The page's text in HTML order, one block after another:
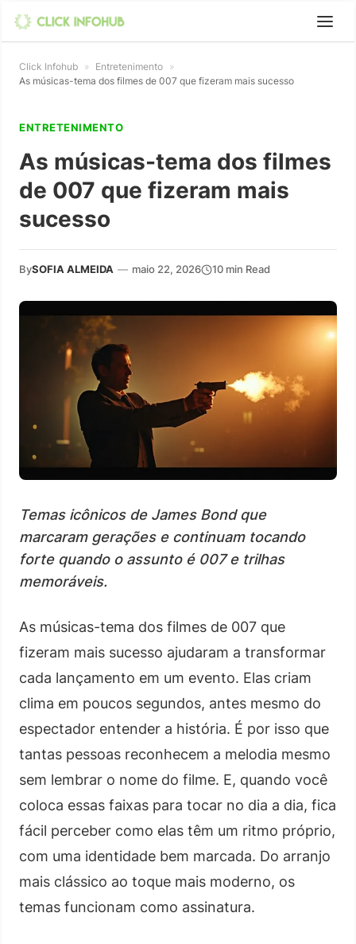
Click Infohub » Entretenimento »
As músicas-tema dos filmes de 007 que fizeram mais sucesso
ENTRETENIMENTO
As músicas-tema dos filmes
de 007 que fizeram mais
sucesso
BySOFIA ALMEIDA — maio 22, 2026 10 min Read
Temas icônicos de James Bond que
marcaram gerações e continuam tocando
forte quando o assunto é 007 e trilhas
memoráveis.
As músicas-tema dos filmes de 007 que
fizeram mais sucesso ajudaram a transformar
cada lançamento em um evento. Elas criam
clima em poucos segundos, antes mesmo do
espectador entender a história. É por isso que
tantas pessoas reconhecem a melodia mesmo
sem lembrar o nome do filme. E, quando você
coloca essas faixas para tocar no dia a dia, fica
fácil perceber como elas têm um ritmo próprio,
com uma identidade bem marcada. Do arranjo
mais clássico ao toque mais moderno, os
temas funcionam como assinatura.